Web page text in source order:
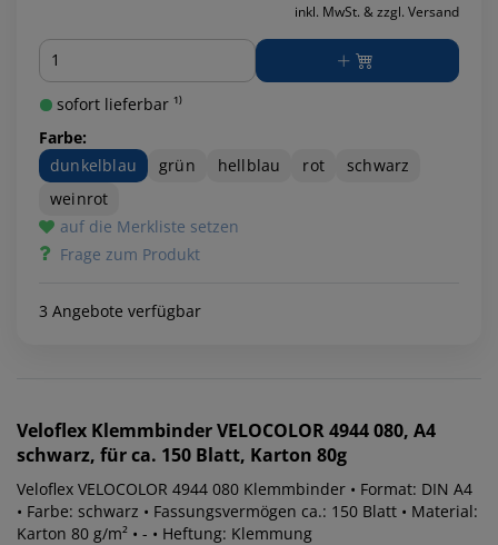
inkl. MwSt. & zzgl. Versand
Menge
sofort lieferbar ¹⁾
Farbe:
dunkelblau
grün hellblau rot
schwarz
weinrot
auf die Merkliste setzen
Frage zum Produkt
3 Angebote verfügbar
Veloflex Klemmbinder VELOCOLOR 4944 080, A4
schwarz, für ca. 150 Blatt, Karton 80g
Veloflex VELOCOLOR 4944 080 Klemmbinder • Format: DIN A4
• Farbe: schwarz • Fassungsvermögen ca.: 150 Blatt • Material:
Karton 80 g/m² • - • Heftung: Klemmung